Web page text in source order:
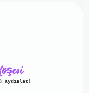
aydınlat!